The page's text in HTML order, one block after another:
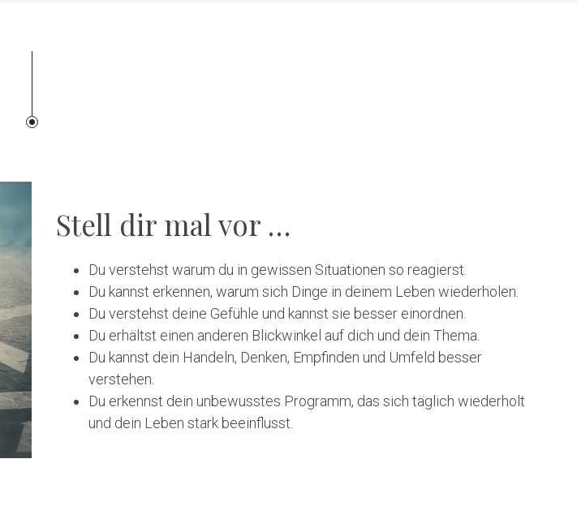
Stell dir mal vor …
Du verstehst warum du in gewissen Situationen so reagierst.
Du kannst erkennen, warum sich Dinge in deinem Leben wiederholen.
Du verstehst deine Gefühle und kannst sie besser einordnen.
Du erhältst einen anderen Blickwinkel auf dich und dein Thema.
Du kannst dein Handeln, Denken, Empfinden und Umfeld besser
verstehen.
Du erkennst dein unbewusstes Programm, das sich täglich wiederholt
und dein Leben stark beeinflusst.